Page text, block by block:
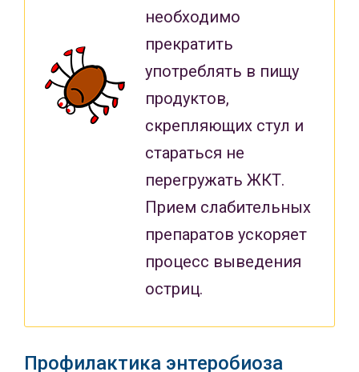
необходимо
прекратить
употреблять в пищу
продуктов,
скрепляющих стул и
стараться не
перегружать ЖКТ.
Прием слабительных
препаратов ускоряет
процесс выведения
остриц.
Профилактика энтеробиоза